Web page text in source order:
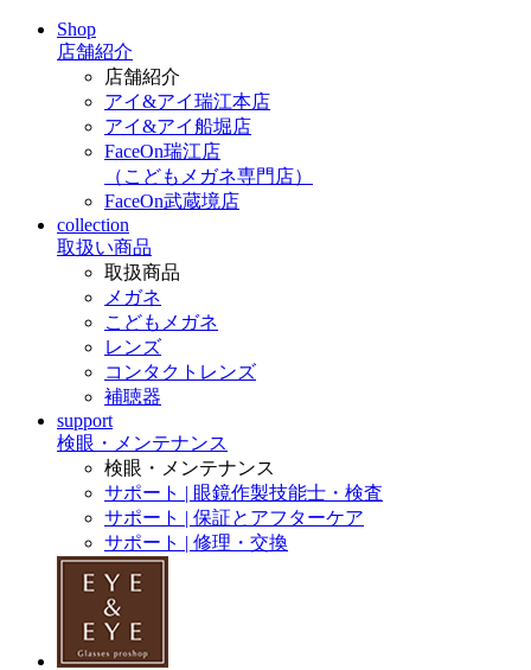
Shop
店舗紹介
店舗紹介
アイ&アイ瑞江本店
アイ&アイ船堀店
FaceOn瑞江店
（こどもメガネ専門店）
FaceOn武蔵境店
collection
取扱い商品
取扱商品
メガネ
こどもメガネ
レンズ
コンタクトレンズ
補聴器
support
検眼・メンテナンス
検眼・メンテナンス
サポート | 眼鏡作製技能士・検査
サポート | 保証とアフターケア
サポート | 修理・交換